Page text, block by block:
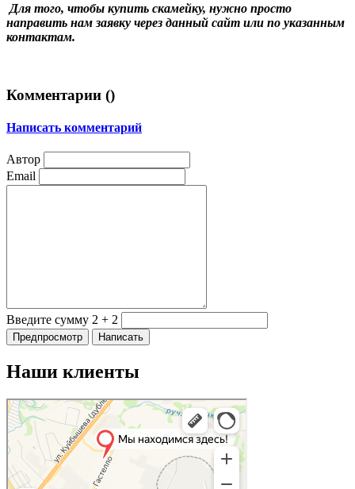
Для того, чтобы купить скамейку, нужно просто
направить нам заявку через данный сайт или по указанным
контактам.
Комментарии ()
Написать комментарий
Автор
Email
Введите сумму 2 + 2
Наши клиенты